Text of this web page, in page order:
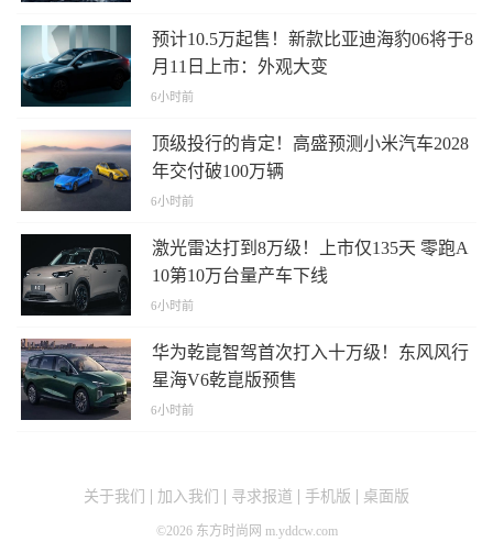
预计10.5万起售！新款比亚迪海豹06将于8
月11日上市：外观大变
6小时前
顶级投行的肯定！高盛预测小米汽车2028
年交付破100万辆
6小时前
激光雷达打到8万级！上市仅135天 零跑A
10第10万台量产车下线
6小时前
华为乾崑智驾首次打入十万级！东风风行
星海V6乾崑版预售
6小时前
关于我们 加入我们 寻求报道 手机版 桌面版
©2026东方时尚网 m.yddcw.com